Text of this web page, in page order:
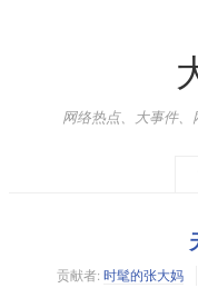
网络热点、大事件、
贡献者: 时髦的张大妈